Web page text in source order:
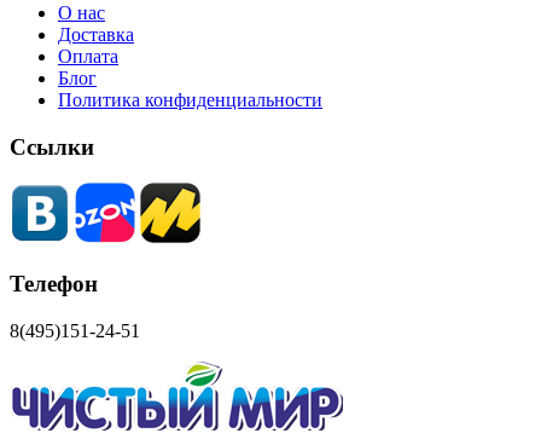
О нас
Доставка
Оплата
Блог
Политика конфиденциальности
Ссылки
Телефон
8(495)151-24-51